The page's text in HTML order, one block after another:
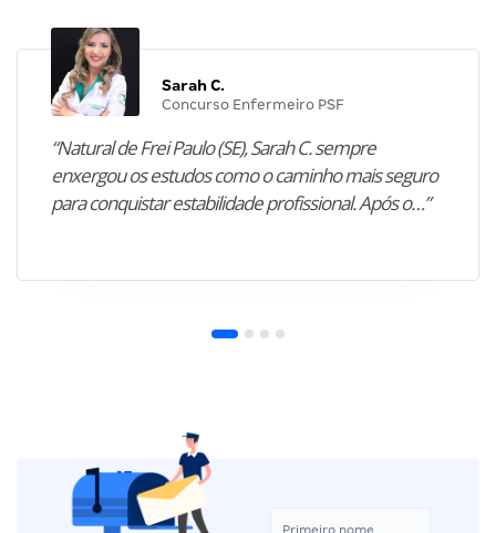
Sarah C.
Concurso Enfermeiro PSF
“Natural de Frei Paulo (SE), Sarah C. sempre
enxergou os estudos como o caminho mais seguro
para conquistar estabilidade profissional. Após o…”